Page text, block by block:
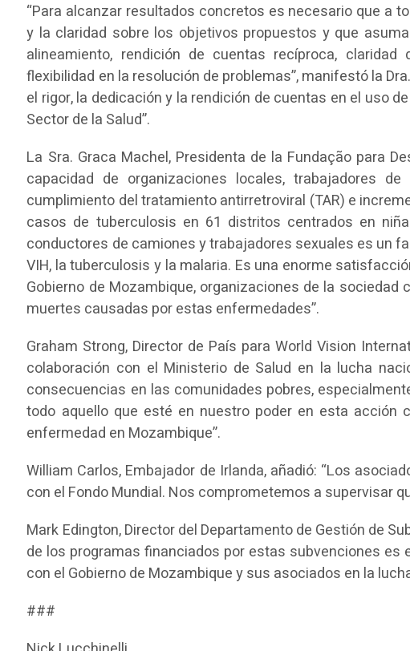
“Para alcanzar resultados concretos es necesario que a
y la claridad sobre los objetivos propuestos y que
alineamiento, rendición de cuentas recíproca,
flexibilidad en la resolución de problemas”, manifestó la
el rigor, la dedicación y la rendición de cuentas en el uso
Sector de la Salud”.
La Sra. Graca Machel, Presidenta de la Fundação para
capacidad de organizaciones locales, trabajadores
cumplimiento del tratamiento antirretroviral (TAR) e
casos de tuberculosis en 61 distritos centrados en
conductores de camiones y trabajadores sexuales es un
VIH, la tuberculosis y la malaria. Es una enorme
Gobierno de Mozambique, organizaciones de la
muertes causadas por estas enfermedades”.
Graham Strong, Director de País para World Vision
colaboración con el Ministerio de Salud en la lucha
consecuencias en las comunidades pobres,
todo aquello que esté en nuestro poder en esta
enfermedad en Mozambique”.
William Carlos, Embajador de Irlanda, añadió: “Los
con el Fondo Mundial. Nos comprometemos a supervisar
Mark Edington, Director del Departamento de Gestión de
de los programas financiados por estas subvenciones es
con el Gobierno de Mozambique y sus asociados en la
###